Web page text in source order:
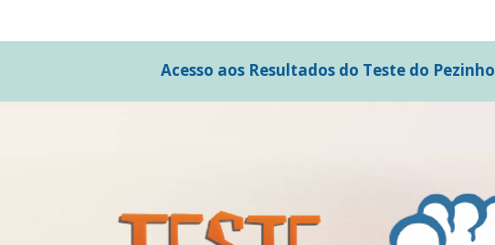
Acesso aos Resultados do Teste do Pezinho